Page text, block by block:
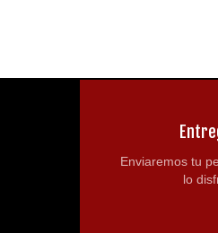
Enviaremos tu
lo